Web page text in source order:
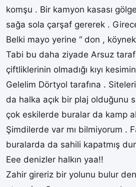
komşu . Bir kamyon kasası
sağa sola çarşaf gererek .
Belki mayo yerine “ don ,
Tabi bu daha ziyade Arsuz
çiftliklerinin olmadığı kıyı
Gelelim Dörtyol tarafına .
da halka açık bir plaj olduğunu
çok eskilerde buralar da kamp
Şimdilerde var mı bilmiyorum .
buralarda da sahili kapatmış
Eee denizler halkın yaa!!
Zahir gireriz bir yolunu bulur